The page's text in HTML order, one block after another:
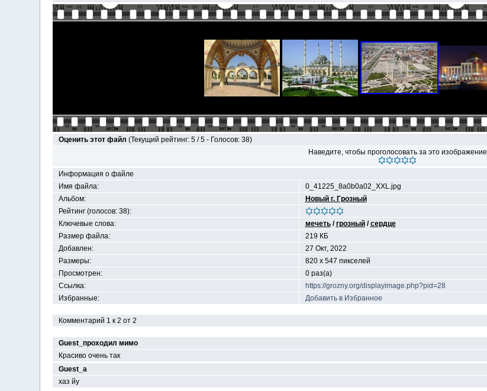
Оценить этот файл (Текущий рейтинг: 5 / 5 - Голосов: 38)
Наведите, чтобы проголосовать за это изображение
Информация о файле
Имя файла:
0_41225_8a0b0a02_XXL.jpg
Альбом:
Новый г. Грозный
Рейтинг (голосов: 38):
Ключевые слова:
мечеть/грозный/сердце
Размер файла:
219 КБ
Добавлен:
27 Окт, 2022
Размеры:
820 x 547 пикселей
Просмотрен:
0 раз(а)
Ссылка:
https://grozny.org/displayimage.php?pid=28
Избранные:
Добавить в Избранное
Комментарий 1 к 2 от 2
Guest_проходил мимо
Красиво очень так
Guest_a
хаз йу